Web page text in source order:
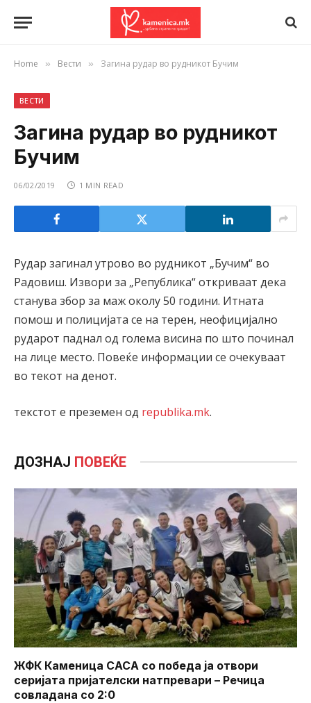
Home » Вести » Загина рудар во рудникот Бучим
ВЕСТИ
Загина рудар во рудникот
Бучим
06/02/2019 1 MIN READ
Рудар загинал утрово во рудникот „Бучим“ во
Радовиш. Извори за „Република“ откриваат дека
станува збор за маж околу 50 години. Итната
помош и полицијата се на терен, неофицијално
рударот паднал од голема висина по што починал
на лице место. Повеќе информации се очекуваат
во текот на денот.
текстот е преземен од republika.mk.
ДОЗНАЈ ПОВЕЌЕ
ЖФК Каменица САСА со победа ја отвори
серијата пријателски натпревари – Речица
совладана со 2:0